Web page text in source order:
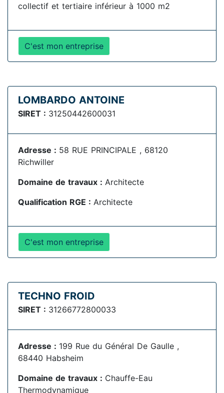
collectif et tertiaire inférieur à 1000 m2
C'est mon entreprise
LOMBARDO ANTOINE
SIRET : 31250442600031
Adresse : 58 RUE PRINCIPALE , 68120
Richwiller
Domaine de travaux : Architecte
Qualification RGE : Architecte
C'est mon entreprise
TECHNO FROID
SIRET : 31266772800033
Adresse : 199 Rue du Général De Gaulle ,
68440 Habsheim
Domaine de travaux : Chauffe-Eau
Thermodynamique